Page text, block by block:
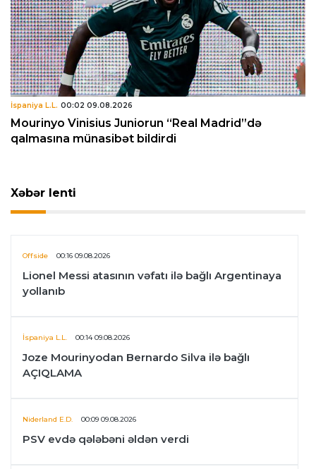
İspaniya L.L. 00:02 09.08.2026
Mourinyo Vinisius Juniorun “Real Madrid”də
qalmasına münasibət bildirdi
Xəbər lenti
Offside 00:16 09.08.2026
Lionel Messi atasının vəfatı ilə bağlı Argentinaya
yollanıb
İspaniya L.L. 00:14 09.08.2026
Joze Mourinyodan Bernardo Silva ilə bağlı
AÇIQLAMA
Niderland E.D. 00:09 09.08.2026
PSV evdə qələbəni əldən verdi